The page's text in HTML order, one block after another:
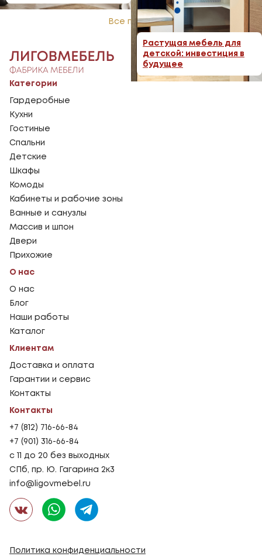
Растущая мебель для
детской: инвестиция в
будущее
Все посты
Категории
Гардеробные
Кухни
Гостиные
Спальни
Детские
Шкафы
Комоды
Кабинеты и рабочие зоны
Ванные и санузлы
Массив и шпон
Двери
Прихожие
О нас
О нас
Блог
Наши работы
Каталог
Клиентам
Доставка и оплата
Гарантии и сервис
Контакты
Контакты
+7 (812) 716-66-84
+7 (901) 316-66-84
с 11 до 20 без выходных
СПб, пр. Ю. Гагарина 2к3
info@ligovmebel.ru
Политика конфиденциальности